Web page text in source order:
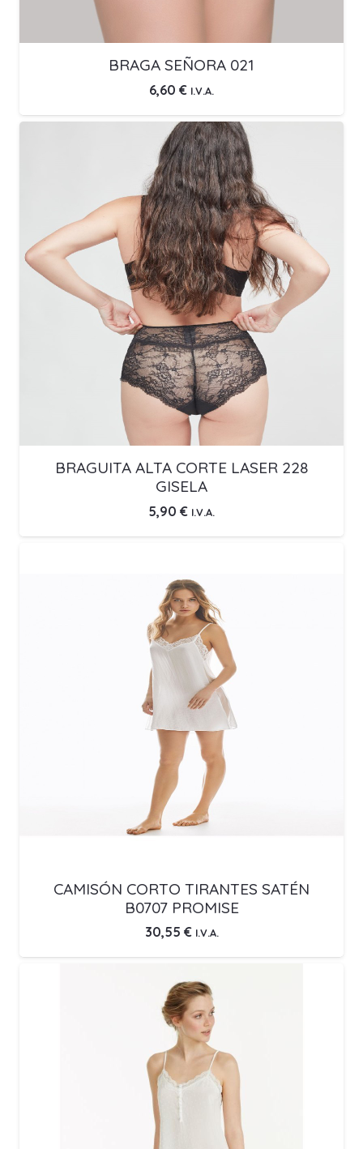
BRAGA SEÑORA 021
6,60 € I.V.A.
BRAGUITA ALTA CORTE LASER 228
GISELA
5,90 € I.V.A.
CAMISÓN CORTO TIRANTES SATÉN
B0707 PROMISE
30,55 € I.V.A.